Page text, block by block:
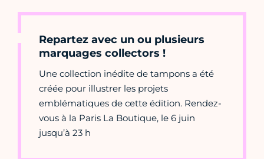
Repartez avec un ou plusieurs
marquages collectors !
Une collection inédite de tampons a été
créée pour illustrer les projets
emblématiques de cette édition. Rendez-
vous à la Paris La Boutique, le 6 juin
jusqu’à 23 h